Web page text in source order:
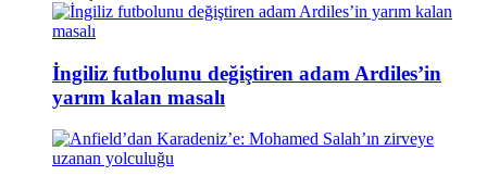
İngiliz futbolunu değiştiren adam Ardiles’in
yarım kalan masalı